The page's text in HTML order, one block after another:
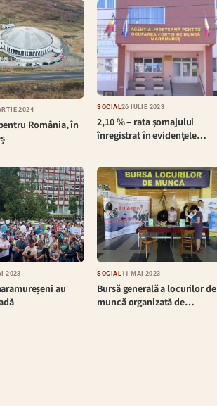
2024
România, în
SOCIAL 26 IULIE 2023
2,10 % – rata şomajului
înregistrat în evidenţele…
2023
au
SOCIAL 11 MAI 2023
Bursă generală a locurilor de
muncă organizată de…